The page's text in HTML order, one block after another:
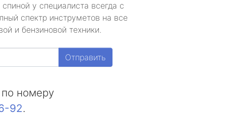
у специалиста всегда с
спектр инструметов на все
и бензиновой техники.
Отправить
номеру
92.